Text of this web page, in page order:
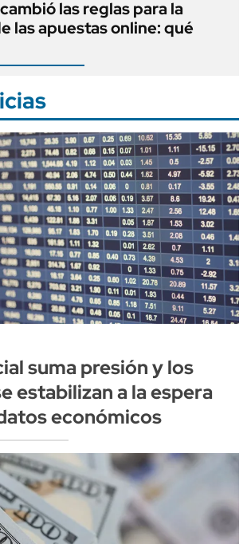
las reglas para la
las apuestas online: qué
suma presión y los
estabilizan a la espera
económicos